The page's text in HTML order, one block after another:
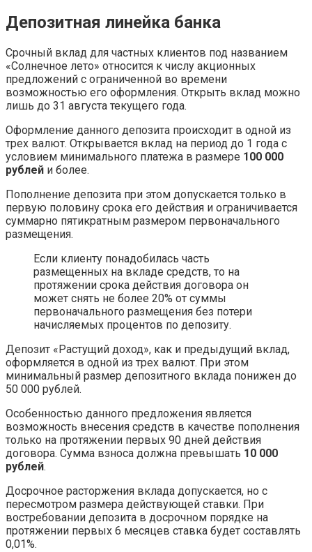
Депозитная линейка банка
Срочный вклад для частных клиентов под названием
«Солнечное лето» относится к числу акционных
предложений с ограниченной во времени
возможностью его оформления. Открыть вклад можно
лишь до 31 августа текущего года.
Оформление данного депозита происходит в одной из
трех валют. Открывается вклад на период до 1 года с
условием минимального платежа в размере 100 000
рублей и более.
Пополнение депозита при этом допускается только в
первую половину срока его действия и ограничивается
суммарно пятикратным размером первоначального
размещения.
Если клиенту понадобилась часть
размещенных на вкладе средств, то на
протяжении срока действия договора он
может снять не более 20% от суммы
первоначального размещения без потери
начисляемых процентов по депозиту.
Депозит «Растущий доход», как и предыдущий вклад,
оформляется в одной из трех валют. При этом
минимальный размер депозитного вклада понижен до
50 000 рублей.
Особенностью данного предложения является
возможность внесения средств в качестве пополнения
только на протяжении первых 90 дней действия
договора. Сумма взноса должна превышать 10 000
рублей.
Досрочное расторжения вклада допускается, но с
пересмотром размера действующей ставки. При
востребовании депозита в досрочном порядке на
протяжении первых 6 месяцев ставка будет составлять
0,01%.